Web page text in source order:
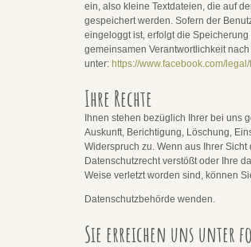
ein, also kleine Textdateien, die auf
gespeichert werden. Sofern der
eingeloggt ist, erfolgt die
gemeinsamen Verantwortlichkeit
unter: https://www.facebook.com/
Ihre Rechte
Ihnen stehen bezüglich Ihrer bei uns
Auskunft, Berichtigung, Löschung,
Widerspruch zu. Wenn aus Ihrer
Datenschutzrecht verstößt oder Ihre
Weise verletzt worden sind, können
Datenschutzbehörde wenden.
Sie erreichen uns unter